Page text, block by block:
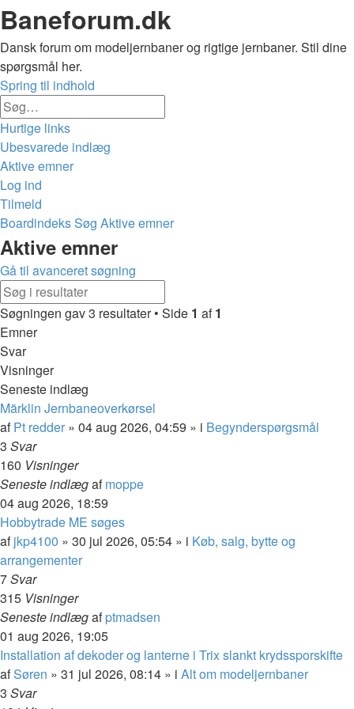
Baneforum.dk
Dansk forum om modeljernbaner og rigtige jernbaner. Stil dine
spørgsmål her.
Spring til indhold
Hurtige links
Ubesvarede indlæg
Aktive emner
Log ind
Tilmeld
BoardindeksSøg Aktive emner
Søg
Aktive emner
Gå til avanceret søgning
Søg
søgning
Søgningen gav 3 resultater • Side 1 af1
Emner
Svar
Visninger
Seneste indlæg
Märklin Jernbaneoverkørsel
afPt redder » 04 aug 2026, 04:59 » i Begynderspørgsmål
3 Svar
160 Visninger
Seneste indlægafmoppe
04 aug 2026, 18:59
Hobbytrade ME søges
afjkp4100 » 30 jul 2026, 05:54 » i Køb, salg, bytte og
arrangementer
7Svar
315 Visninger
Seneste indlægafptmadsen
01 aug 2026, 19:05
Installation af dekoder og lanterne i Trix slankt krydssporskifte
afSøren » 31 jul 2026, 08:14 » i Alt om modeljernbaner
3 Svar